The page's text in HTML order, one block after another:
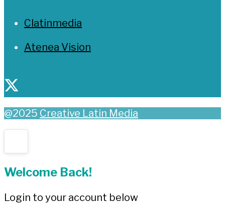
Clatinmedia
Atenea Vision
@2025 Creative Latin Media
Welcome Back!
Login to your account below